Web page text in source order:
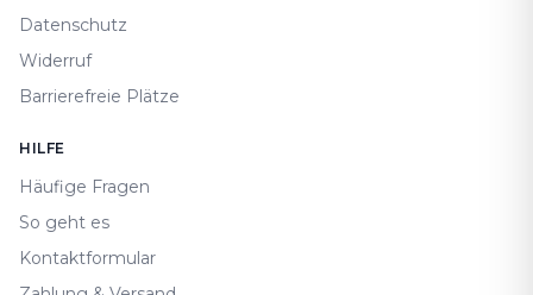
Datenschutz
Widerruf
Barrierefreie Plätze
HILFE
Häufige Fragen
So geht es
Kontaktformular